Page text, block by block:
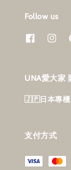
Follow us
UNA愛大家
🇯🇵日本專櫃
支付方式